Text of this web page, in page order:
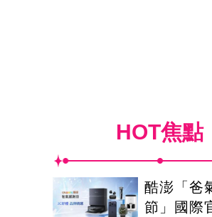
HOT焦點
酷澎「爸
節」國際